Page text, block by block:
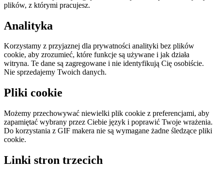
plików, z którymi pracujesz.
Analityka
Korzystamy z przyjaznej dla prywatności analityki bez plików
cookie, aby zrozumieć, które funkcje są używane i jak działa
witryna. Te dane są zagregowane i nie identyfikują Cię osobiście.
Nie sprzedajemy Twoich danych.
Pliki cookie
Możemy przechowywać niewielki plik cookie z preferencjami, aby
zapamiętać wybrany przez Ciebie język i poprawić Twoje wrażenia.
Do korzystania z GIF makera nie są wymagane żadne śledzące pliki
cookie.
Linki stron trzecich